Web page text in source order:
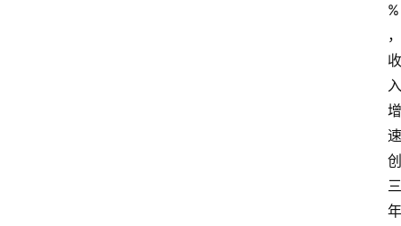
%
，
收
入
增
速
创
三
年